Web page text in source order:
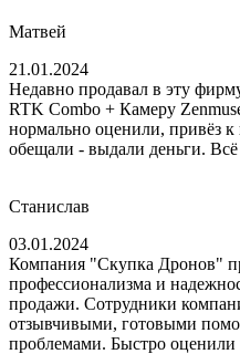
Матвей
21.01.2024
Недавно продавал в эту
RTK Combo + Камеру
нормально оценили, привёз
обещали - выдали деньги. Всё
Станислав
03.01.2024
Компания "Скупка Дронов"
профессионализма и
продажи. Сотрудники
отзывчивыми, готовыми
проблемами. Быстро оценили